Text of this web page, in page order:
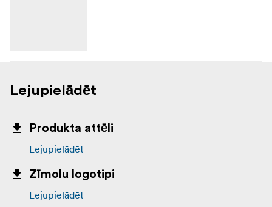
Lejupielādēt
Produkta attēli
Lejupielādēt
Zīmolu logotipi
Lejupielādēt